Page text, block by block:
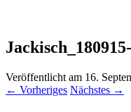
Veröffentlicht am 16.
← Vorheriges Nächstes →